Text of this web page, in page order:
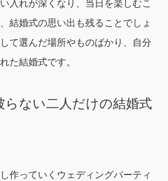
入れが深くなり、当日を楽しむこ
結婚式の思い出も残ることでしょ
て選んだ場所やものばかり、自分
た結婚式です。
らない二人だけの結婚式
作っていくウェディングパーティ